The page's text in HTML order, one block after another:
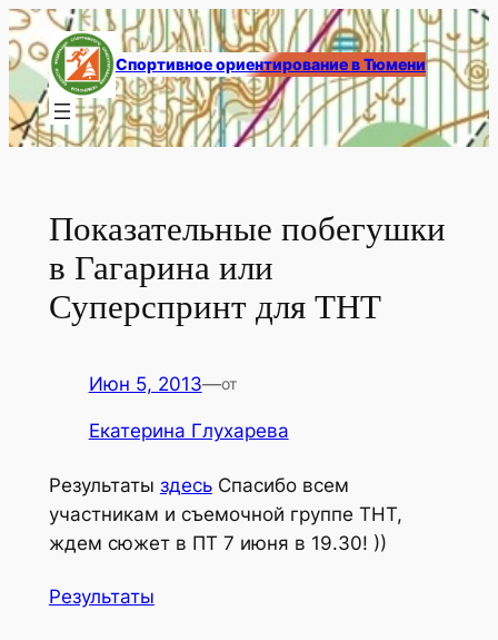
Перейти
к
содержимому
Спортивное ориентирование в Тюмени
Показательные побегушки
в Гагарина или
Суперспринт для ТНТ
Июн 5, 2013—от
Екатерина Глухарева
Результаты здесьСпасибо всем
участникам и съемочной группе ТНТ,
ждем сюжет в ПТ 7 июня в 19.30! ))
Результаты